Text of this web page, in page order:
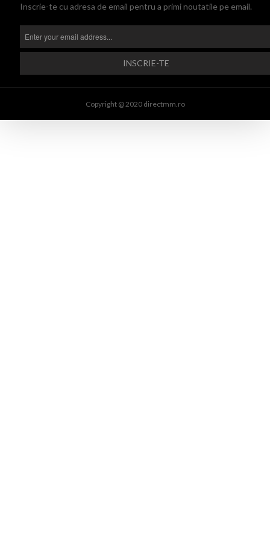
Inscrie-te cu adresa de email pentru a primi noutatile pe email.
Copyright @ 2020 directmm.ro